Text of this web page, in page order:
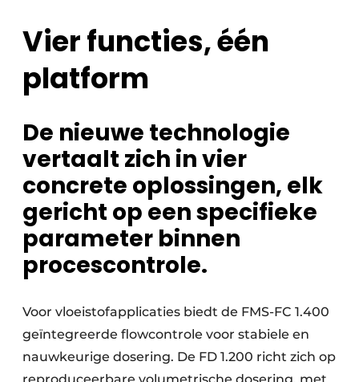
Vier functies, één
platform
De nieuwe technologie
vertaalt zich in vier
concrete oplossingen, elk
gericht op een specifieke
parameter binnen
procescontrole.
Voor vloeistofapplicaties biedt de FMS-FC 1.400
geïntegreerde flowcontrole voor stabiele en
nauwkeurige dosering. De FD 1.200 richt zich op